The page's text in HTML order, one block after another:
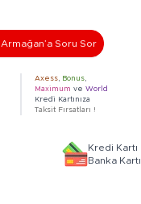
Armağan’a Soru Sor
Axess Bonus
Maximum ve World
Kredi Kartınıza
Taksit Fırsatları !
Kredi Kartı
Banka Kartı